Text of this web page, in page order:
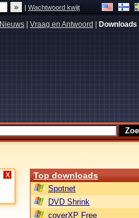
|Wachtwoord kwijt
Nieuws Vraag en Antwoord Downloads
X Top downloads
Spotnet
DVD Shrink
coverXP Free